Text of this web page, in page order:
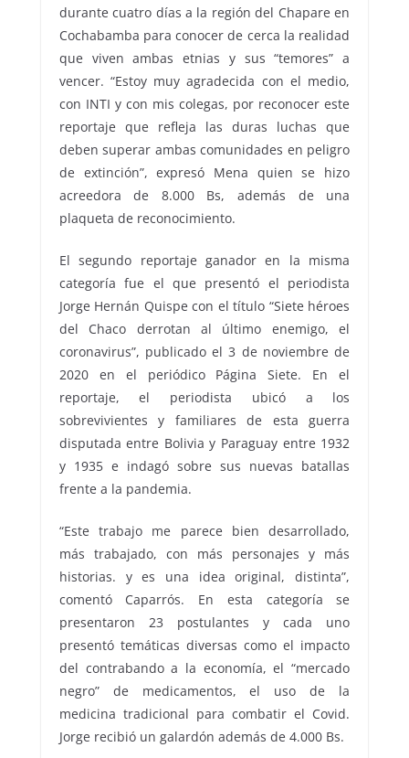
durante cuatro días a la región del Chapare en
Cochabamba para conocer de cerca la realidad
que viven ambas etnias y sus “temores” a
vencer. “Estoy muy agradecida con el medio,
con INTI y con mis colegas, por reconocer este
reportaje que refleja las duras luchas que
deben superar ambas comunidades en peligro
de extinción”, expresó Mena quien se hizo
acreedora de 8.000 Bs, además de una
plaqueta de reconocimiento.
El segundo reportaje ganador en la misma
categoría fue el que presentó el periodista
Jorge Hernán Quispe con el título “Siete héroes
del Chaco derrotan al último enemigo, el
coronavirus”, publicado el 3 de noviembre de
2020 en el periódico Página Siete. En el
reportaje, el periodista ubicó a los
sobrevivientes y familiares de esta guerra
disputada entre Bolivia y Paraguay entre 1932
y 1935 e indagó sobre sus nuevas batallas
frente a la pandemia.
“Este trabajo me parece bien desarrollado,
más trabajado, con más personajes y más
historias. y es una idea original, distinta”,
comentó Caparrós. En esta categoría se
presentaron 23 postulantes y cada uno
presentó temáticas diversas como el impacto
del contrabando a la economía, el “mercado
negro” de medicamentos, el uso de la
medicina tradicional para combatir el Covid.
Jorge recibió un galardón además de 4.000 Bs.